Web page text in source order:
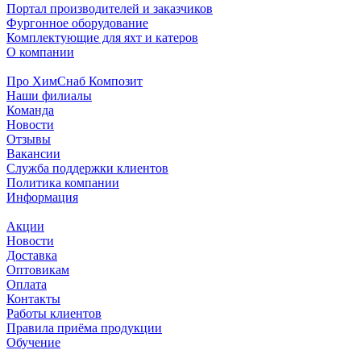
Портал производителей и заказчиков
Фургонное оборудование
Комплектующие для яхт и катеров
О компании
Про ХимСнаб Композит
Наши филиалы
Команда
Новости
Отзывы
Вакансии
Служба поддержки клиентов
Политика компании
Информация
Акции
Новости
Доставка
Оптовикам
Оплата
Контакты
Работы клиентов
Правила приёма продукции
Обучение